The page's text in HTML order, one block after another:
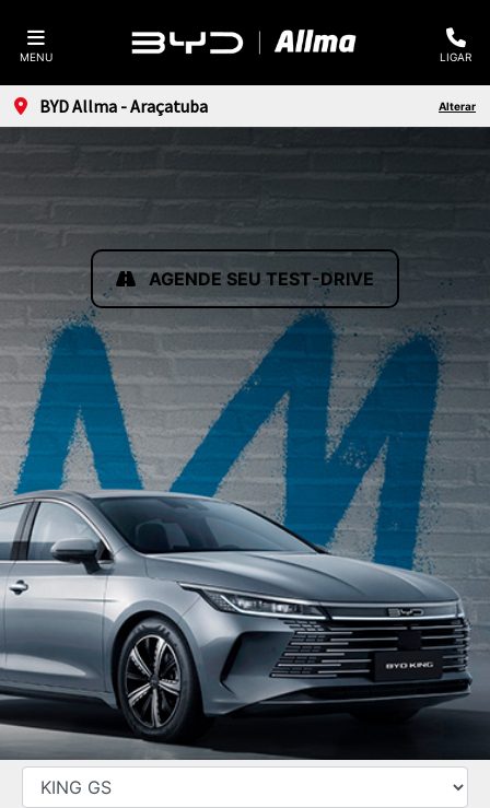
MENU LIGAR
BYD Allma - Araçatuba Alterar
SOLICITAR PROPOSTA
AGENDE SEU TEST-DRIVE